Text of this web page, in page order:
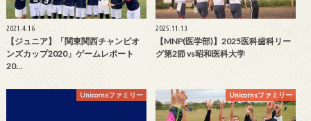
2021.4.16
【ジュニア】「関東関西チャンピオ
ンズカップ2020」ゲームレポート
20…
2025.11.13
【MNP(医学部)】2025医科歯科リー
グ第2節 vs昭和医科大学
Unicornsファミリー Unicornsファミリー